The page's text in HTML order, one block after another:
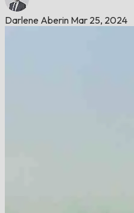
Darlene Aberin Mar 25, 2024